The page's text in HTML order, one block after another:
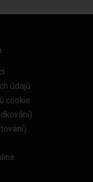
údajů
cookie